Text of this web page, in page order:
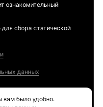
ознакомительный
сбора статической
данных
вам было удобно.